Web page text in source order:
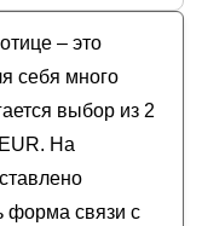
EUR – это
себя много
выбор из 2
На
форма связи с